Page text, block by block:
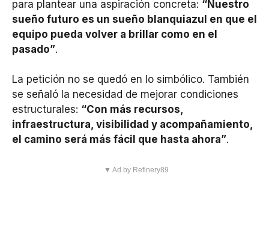
para plantear una aspiración concreta: “Nuestro
sueño futuro es un sueño blanquiazul en que el
equipo pueda volver a brillar como en el
pasado”.
La petición no se quedó en lo simbólico. También
se señaló la necesidad de mejorar condiciones
estructurales: “Con más recursos,
infraestructura, visibilidad y acompañamiento,
el camino será más fácil que hasta ahora”.
▼ Ad by Refinery89